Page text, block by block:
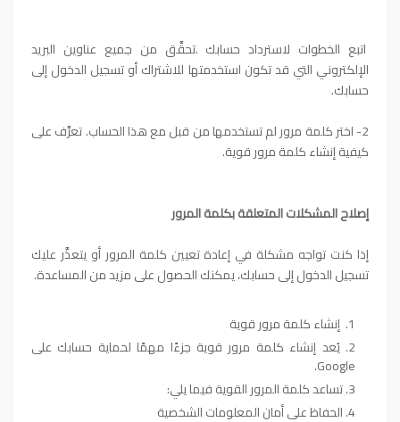
اتبع الخطوات لاسترداد حسابك .تحقَّق من جميع عناوين البريد
الإلكتروني التي قد تكون استخدمتها للاشتراك أو تسجيل الدخول إلى
حسابك.
2- اختر كلمة مرور لم تستخدمها من قبل مع هذا الحساب. تعرَّف على
كيفية إنشاء كلمة مرور قوية.
إصلاح المشكلات المتعلقة بكلمة المرور
إذا كنت تواجه مشكلة في إعادة تعيين كلمة المرور أو يتعذَّر عليك
تسجيل الدخول إلى حسابك، يمكنك الحصول على مزيد من المساعدة.
إنشاء كلمة مرور قوية
يُعد إنشاء كلمة مرور قوية جزءًا مهمًا لحماية حسابك على
Google.
تساعد كلمة المرور القوية فيما يلي:
الحفاظ على أمان المعلومات الشخصية